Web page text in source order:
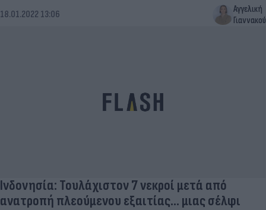
18.01.2022 13:06
Αγγελική
Γιαννακού
Ινδονησία: Τουλάχιστον 7 νεκροί μετά από
ανατροπή πλεούμενου εξαιτίας... μιας σέλφι